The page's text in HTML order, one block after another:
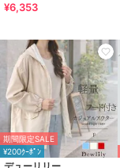
ディース パーカー ライトアウ
¥6,353
期間限定SALE
¥200ｸｰﾎﾟﾝ